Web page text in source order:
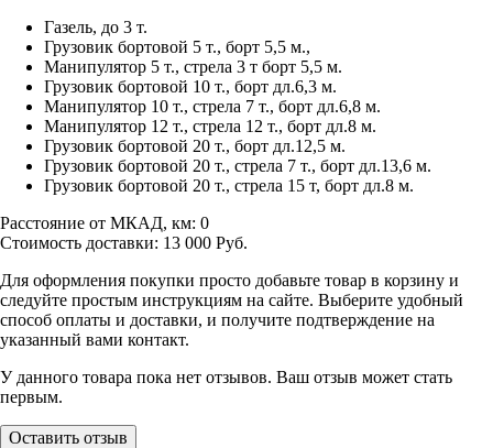
Газель, до 3 т.
Грузовик бортовой 5 т., борт 5,5 м.,
Манипулятор 5 т., стрела 3 т борт 5,5 м.
Грузовик бортовой 10 т., борт дл.6,3 м.
Манипулятор 10 т., стрела 7 т., борт дл.6,8 м.
Манипулятор 12 т., стрела 12 т., борт дл.8 м.
Грузовик бортовой 20 т., борт дл.12,5 м.
Грузовик бортовой 20 т., стрела 7 т., борт дл.13,6 м.
Грузовик бортовой 20 т., стрела 15 т, борт дл.8 м.
Расстояние от МКАД, км: 0
Стоимость доставки: 13 000 Руб.
Для оформления покупки просто добавьте товар в корзину и
следуйте простым инструкциям на сайте. Выберите удобный
способ оплаты и доставки, и получите подтверждение на
указанный вами контакт.
У данного товара пока нет отзывов. Ваш отзыв может стать
первым.
Оставить отзыв